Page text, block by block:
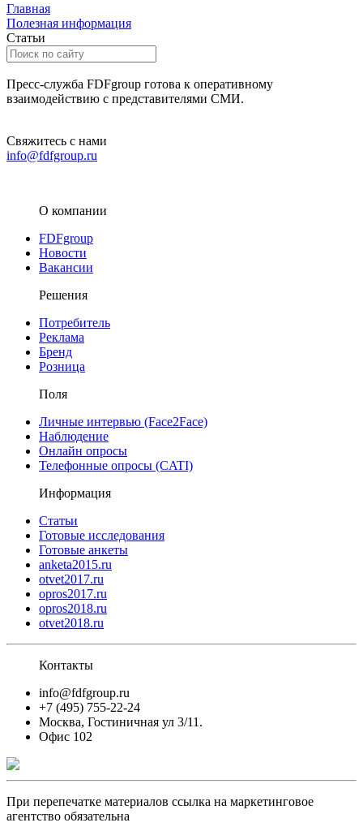
Главная
Полезная информация
Статьи
Пресс-служба FDFgroup готова к оперативному
взаимодействию с представителями СМИ.
Свяжитесь с нами
info@fdfgroup.ru
О компании
FDFgroup
Новости
Вакансии
Решения
Потребитель
Реклама
Бренд
Розница
Поля
Личные интервью (Face2Face)
Наблюдение
Онлайн опросы
Телефонные опросы (CATI)
Информация
Статьи
Готовые исследования
Готовые анкеты
anketa2015.ru
otvet2017.ru
opros2017.ru
opros2018.ru
otvet2018.ru
Контакты
info@fdfgroup.ru
+7 (495) 755-22-24
Москва, Гостиничная ул 3/11.
Офис 102
При перепечатке материалов ссылка на маркетинговое
агентство обязательна